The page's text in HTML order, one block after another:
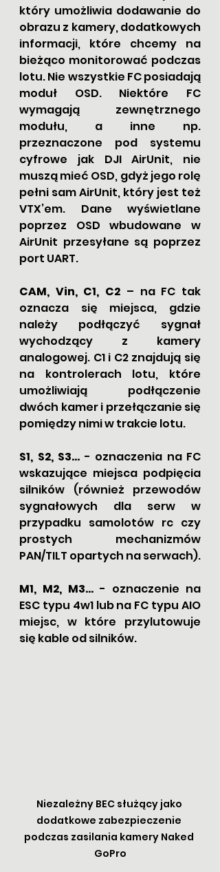
który umożliwia dodawanie do
obrazu z kamery, dodatkowych
informacji, które chcemy na
bieżąco monitorować podczas
lotu. Nie wszystkie FC posiadają
moduł OSD. Niektóre FC
wymagają zewnętrznego
modułu, a inne np.
przeznaczone pod systemu
cyfrowe jak DJI AirUnit, nie
muszą mieć OSD, gdyż jego rolę
pełni sam AirUnit, który jest też
VTX’em. Dane wyświetlane
poprzez OSD wbudowane w
AirUnit przesyłane są poprzez
port UART.
CAM, Vin, C1, C2 – na FC tak
oznacza się miejsca, gdzie
należy podłączyć sygnał
wychodzący z kamery
analogowej. C1 i C2 znajdują się
na kontrolerach lotu, które
umożliwiają podłączenie
dwóch kamer i przełączanie się
pomiędzy nimi w trakcie lotu.
S1, S2, S3... - oznaczenia na FC
wskazujące miejsca podpięcia
silników (również przewodów
sygnałowych dla serw w
przypadku samolotów rc czy
prostych mechanizmów
PAN/TILT opartych na serwach).
M1, M2, M3... - oznaczenie na
ESC typu 4w1 lub na FC typu AIO
miejsc, w które przylutowuje
się kable od silników.
Niezależny BEC służący jako
dodatkowe zabezpieczenie
podczas zasilania kamery Naked
GoPro